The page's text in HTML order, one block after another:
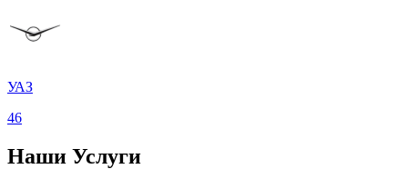
УАЗ
46
Наши Услуги